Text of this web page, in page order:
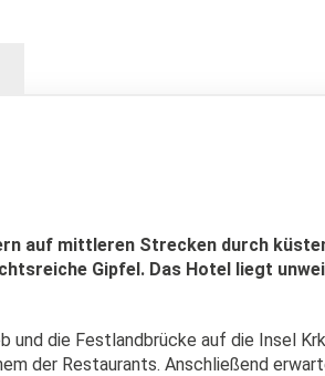
auf mittleren Strecken durch
Gipfel. Das Hotel liegt
und die Festlandbrücke auf die Insel
der Restaurants. Anschließend